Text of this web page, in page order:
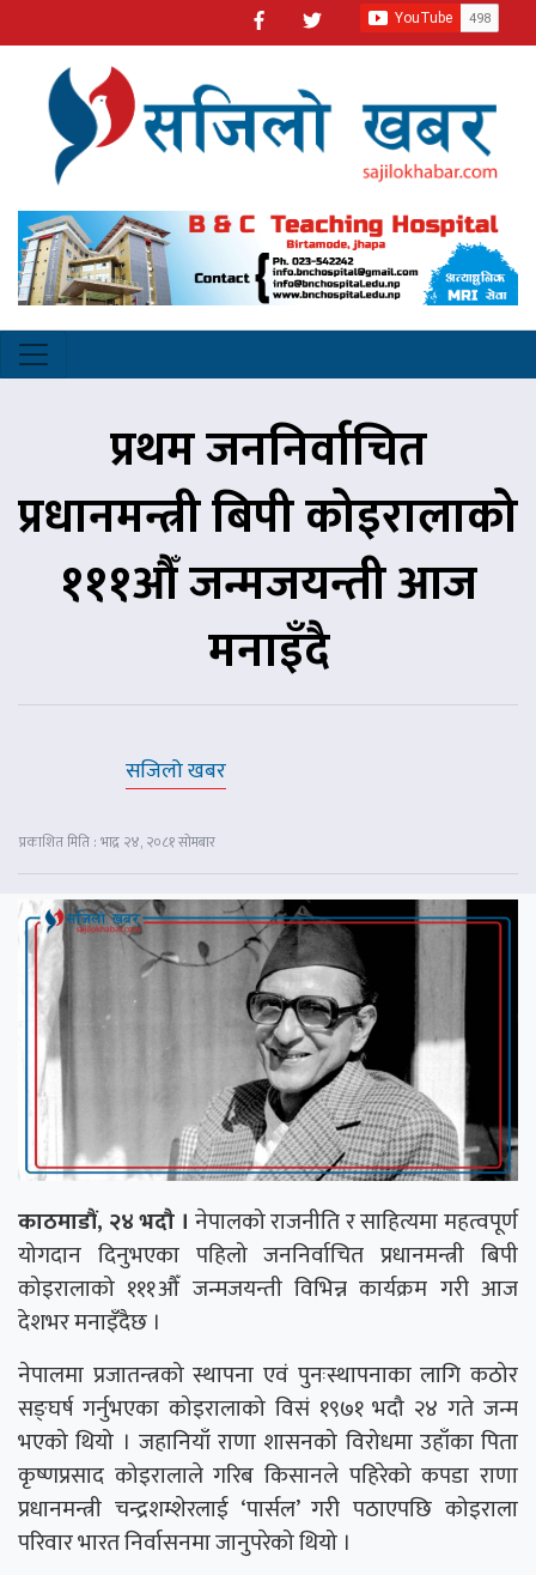
प्रथम जननिर्वाचित
प्रधानमन्त्री बिपी कोइरालाको
१११औँ जन्मजयन्ती आज
मनाइँदै
सजिलो खबर
प्रकाशित मिति : भाद्र २४, २०८१ सोमबार
काठमाडौं, २४ भदौ । नेपालको राजनीति र साहित्यमा महत्वपूर्ण
योगदान दिनुभएका पहिलो जननिर्वाचित प्रधानमन्त्री बिपी
कोइरालाको १११औँ जन्मजयन्ती विभिन्न कार्यक्रम गरी आज
देशभर मनाइँदैछ ।
नेपालमा प्रजातन्त्रको स्थापना एवं पुनःस्थापनाका लागि कठोर
सङ्घर्ष गर्नुभएका कोइरालाको विसं १९७१ भदौ २४ गते जन्म
भएको थियो । जहानियाँ राणा शासनको विरोधमा उहाँका पिता
कृष्णप्रसाद कोइरालाले गरिब किसानले पहिरेको कपडा राणा
प्रधानमन्त्री चन्द्रशम्शेरलाई ‘पार्सल’ गरी पठाएपछि कोइराला
परिवार भारत निर्वासनमा जानुपरेको थियो ।